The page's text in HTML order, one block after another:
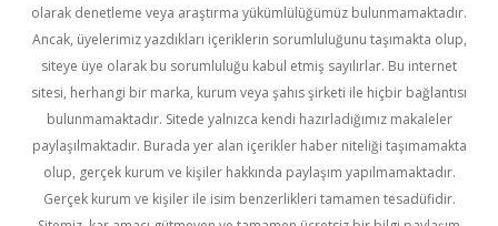
olarak denetleme veya araştırma yükümlülüğümüz bulunmamaktadır.
Ancak, üyelerimiz yazdıkları içeriklerin sorumluluğunu taşımakta olup,
siteye üye olarak bu sorumluluğu kabul etmiş sayılırlar. Bu internet
sitesi, herhangi bir marka, kurum veya şahıs şirketi ile hiçbir bağlantısı
bulunmamaktadır. Sitede yalnızca kendi hazırladığımız makaleler
paylaşılmaktadır. Burada yer alan içerikler haber niteliği taşımamakta
olup, gerçek kurum ve kişiler hakkında paylaşım yapılmamaktadır.
Gerçek kurum ve kişiler ile isim benzerlikleri tamamen tesadüfidir.